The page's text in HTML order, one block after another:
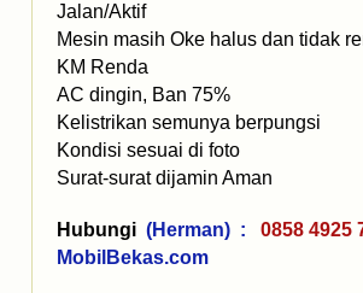
Jalan/Aktif
Mesin masih Oke halus dan tidak
KM Renda
AC dingin, Ban 75%
Kelistrikan semunya berpungsi
Kondisi sesuai di foto
Surat-surat dijamin Aman
Hubungi (Herman) :
0858
MobilBekas.com